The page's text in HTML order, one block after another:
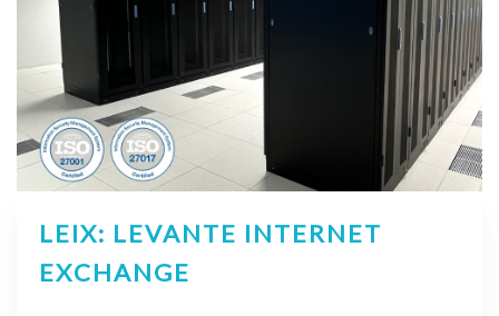
LEIX: LEVANTE INTERNET
EXCHANGE